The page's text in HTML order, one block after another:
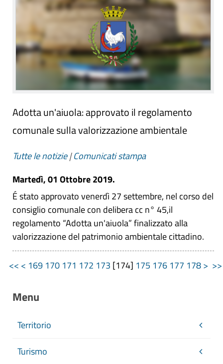
Adotta un'aiuola: approvato il regolamento
comunale sulla valorizzazione ambientale
Tutte le notizie|Comunicati stampa
Martedì, 01 Ottobre 2019.
É stato approvato venerdì 27 settembre, nel corso del
consiglio comunale con delibera cc n° 45,il
regolamento “Adotta un'aiuola” finalizzato alla
valorizzazione del patrimonio ambientale cittadino.
<< < 169 170 171 172 173 [174] 175 176 177 178>
Menu
Territorio
Turismo